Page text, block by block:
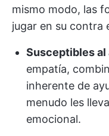
mismo modo, las
jugar en su contra
Susceptibles
empatía,
inherente de
menudo les
emocional.